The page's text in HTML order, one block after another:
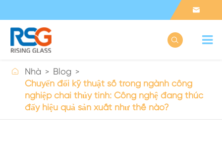


 Nhà
Blog
Chuyển đổi kỹ thuật số trong ngành công
nghiệp chai thủy tinh: Công nghệ đang thúc
đẩy hiệu quả sản xuất như thế nào?